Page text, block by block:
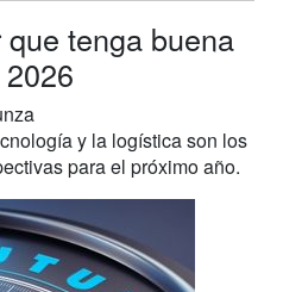
tenga buena
y la logística son los
para el próximo año.